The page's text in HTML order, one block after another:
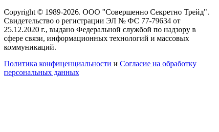
Copyright © 1989-2026. ООО "Совершенно Секретно Трейд".
Свидетельство о регистрации ЭЛ № ФС 77-79634 от
25.12.2020 г., выдано Федеральной службой по надзору в
сфере связи, информационных технологий и массовых
коммуникаций.
Политика конфиценциальности и Согласие на обработку
персональных данных